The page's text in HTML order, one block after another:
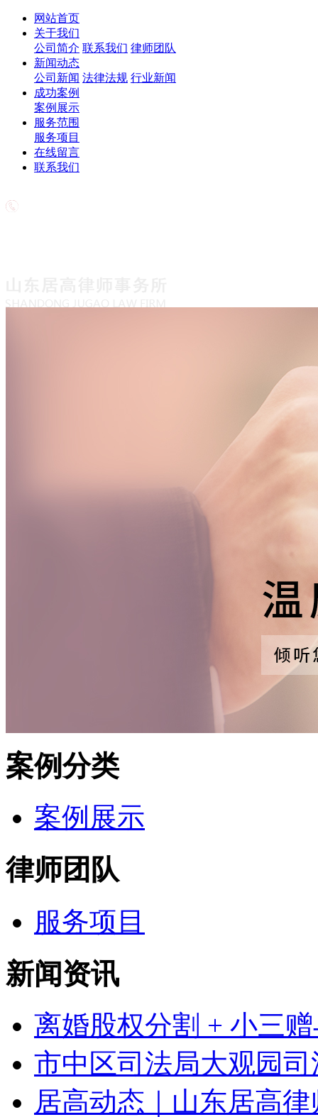
网站首页
关于我们
公司简介 联系我们 律师团队
新闻动态
公司新闻 法律法规 行业新闻
成功案例
案例展示
服务范围
服务项目
在线留言
联系我们
案例分类
案例展示
律师团队
服务项目
新闻资讯
离婚股权分割 + 小三
市中区司法局大观园司
居高动态｜山东居高